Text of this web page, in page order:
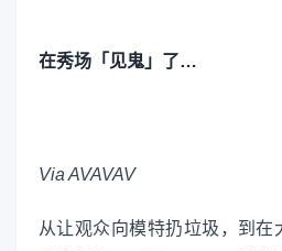
在秀场「见鬼」了…
Via AVAVAV
从让观众向模特扔垃圾，到